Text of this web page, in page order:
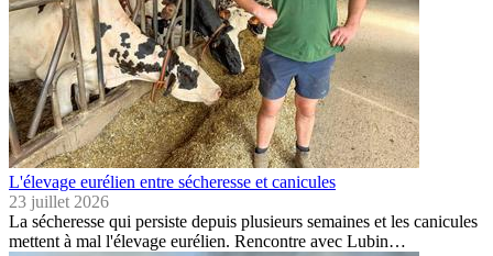
L'élevage eurélien entre sécheresse et canicules
23 juillet 2026
La sécheresse qui persiste depuis plusieurs semaines et les canicules
mettent à mal l'élevage eurélien. Rencontre avec Lubin…